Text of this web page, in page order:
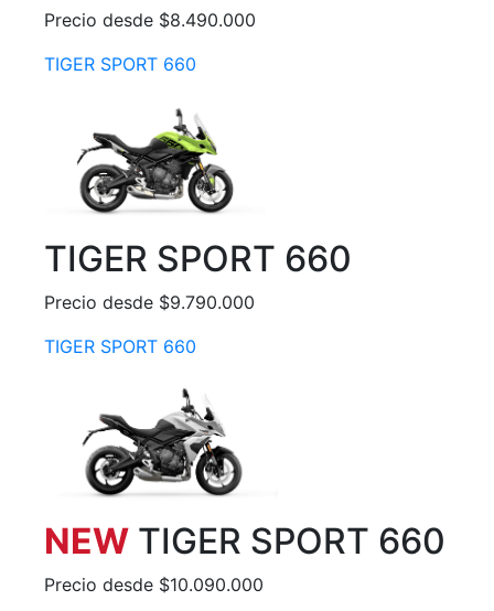
Precio desde $8.490.000
TIGER SPORT 660
TIGER SPORT 660
Precio desde $9.790.000
TIGER SPORT 660
NEW TIGER SPORT 660
Precio desde $10.090.000